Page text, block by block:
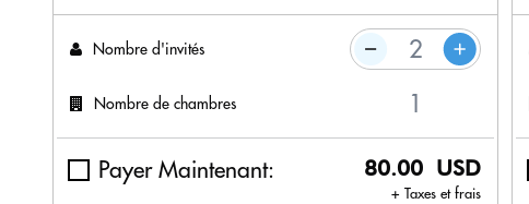
Nombre d'invités
Nombre de chambres
Payer Maintenant: 80.00 USD
+ Taxes et frais